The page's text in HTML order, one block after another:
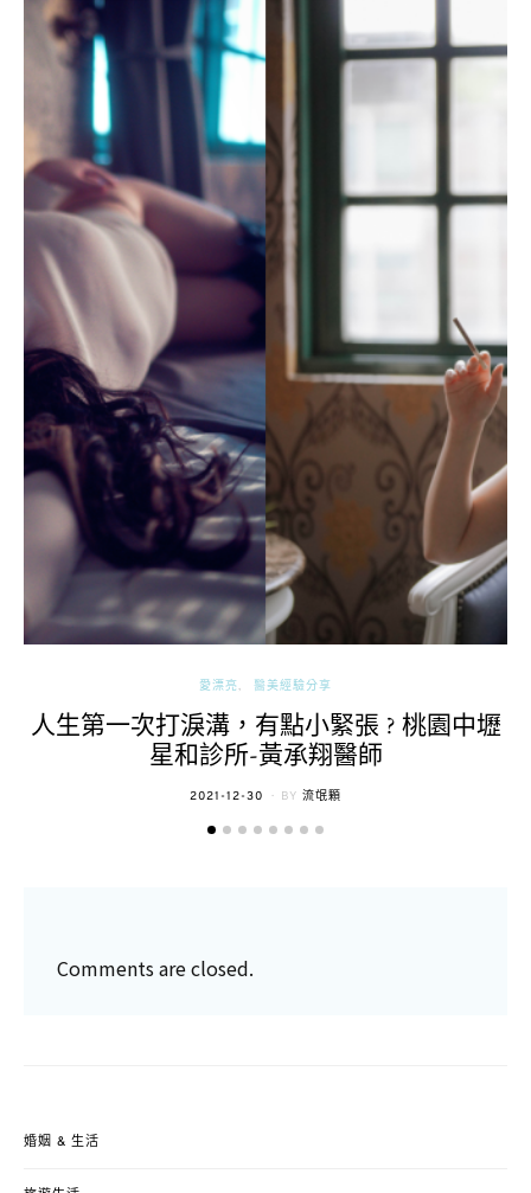
愛漂亮 醫美經驗分享
人生第一次打淚溝，有點小緊張 ? 桃園中壢
星和診所-黃承翔醫師
POSTED
2021-12-30 BY 流氓顆
Comments are closed.
婚姻 & 生活